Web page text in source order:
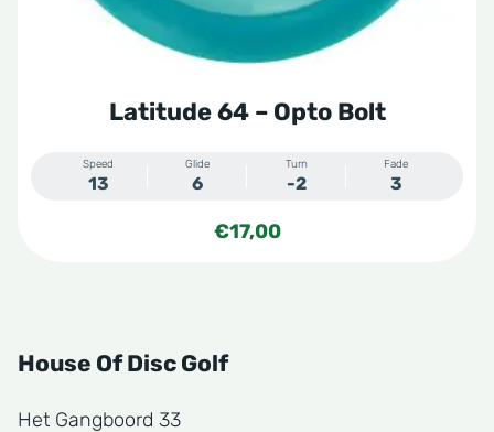
Latitude 64 – Opto Bolt
Speed
13
Glide
6
Turn
-2
Fade
3
€17,00
House Of Disc Golf
Het Gangboord 33